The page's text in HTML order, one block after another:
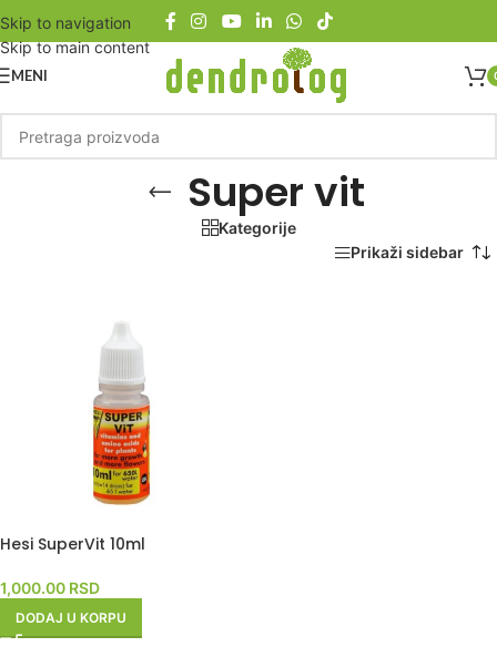
Skip to navigation
Skip to main content
MENI
Super vit
Kategorije
Prikaži sidebar
Hesi SuperVit 10ml
1,000.00 RSD
DODAJ U KORPU